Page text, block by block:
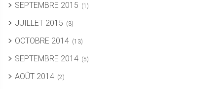
SEPTEMBRE 2015 (1)
JUILLET 2015 (3)
OCTOBRE 2014 (13)
SEPTEMBRE 2014 (5)
AOÛT 2014 (2)